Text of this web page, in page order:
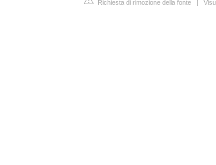
Richiesta di rimozione della fonte |